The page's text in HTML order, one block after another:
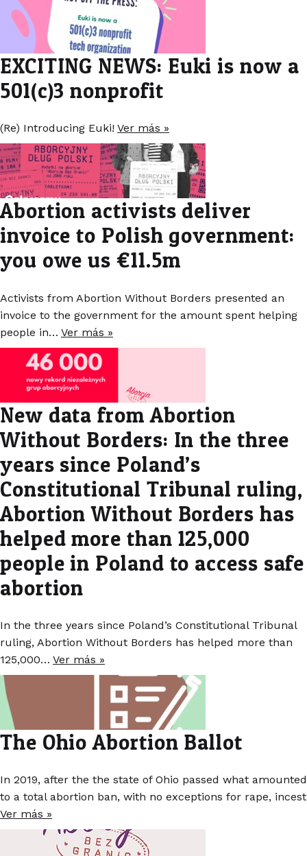
EXCITING NEWS: Euki is now a
501(c)3 nonprofit
(Re) Introducing Euki! Ver más »
Abortion activists deliver
invoice to Polish government:
you owe us €11.5m
Activists from Abortion Without Borders presented an
invoice to the government for the amount spent helping
people in… Ver más »
New data from Abortion
Without Borders: In the three
years since Poland’s
Constitutional Tribunal ruling,
Abortion Without Borders has
helped more than 125,000
people in Poland to access safe
abortion
In the three years since Poland’s Constitutional Tribunal
ruling, Abortion Without Borders has helped more than
125,000… Ver más »
The Ohio Abortion Ballot
In 2019, after the the state of Ohio passed what amounted
to a total abortion ban, with no exceptions for rape, incest
Ver más »